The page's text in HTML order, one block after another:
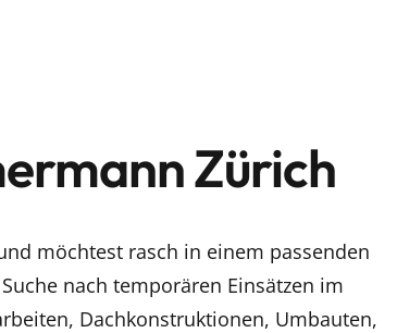
Zürich
möchtest rasch in einem passenden
nach temporären Einsätzen im
Dachkonstruktionen, Umbauten,